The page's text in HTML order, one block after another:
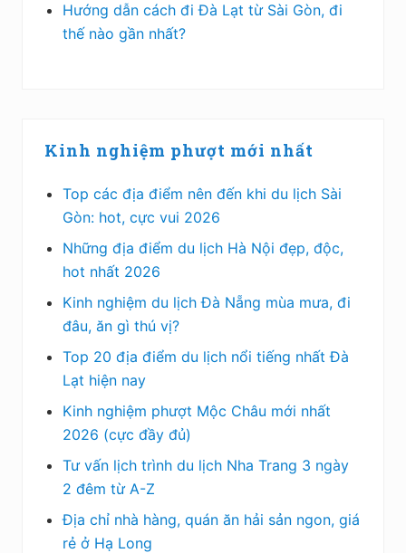
Hướng dẫn cách đi Đà Lạt từ Sài Gòn, đi
thế nào gần nhất?
Kinh nghiệm phượt mới nhất
Top các địa điểm nên đến khi du lịch Sài
Gòn: hot, cực vui 2026
Những địa điểm du lịch Hà Nội đẹp, độc,
hot nhất 2026
Kinh nghiệm du lịch Đà Nẵng mùa mưa, đi
đâu, ăn gì thú vị?
Top 20 địa điểm du lịch nổi tiếng nhất Đà
Lạt hiện nay
Kinh nghiệm phượt Mộc Châu mới nhất
2026 (cực đầy đủ)
Tư vấn lịch trình du lịch Nha Trang 3 ngày
2 đêm từ A-Z
Địa chỉ nhà hàng, quán ăn hải sản ngon, giá
rẻ ở Hạ Long